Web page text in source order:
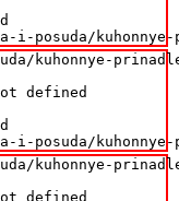
i-posuda/
kuhonnye-
defined
i-posuda/
kuhonnye-
defined